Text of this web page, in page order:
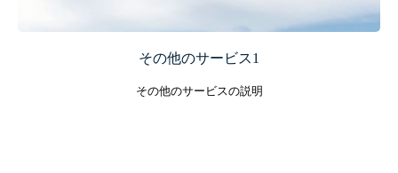
その他のサービス1
その他のサービスの説明